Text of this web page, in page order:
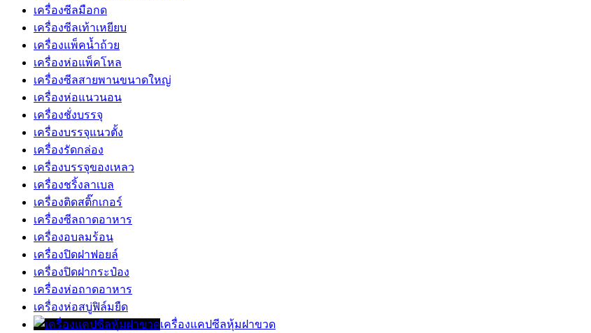
เครื่องซีลมือกด
เครื่องซีลเท้าเหยียบ
เครื่องแพ็คน้ำถ้วย
เครื่องห่อแพ็คโหล
เครื่องซีลสายพานขนาดใหญ่
เครื่องห่อแนวนอน
เครื่องชั่งบรรจุ
เครื่องบรรจุแนวตั้ง
เครื่องรัดกล่อง
เครื่องบรรจุของเหลว
เครื่องชริ้งลาเบล
เครื่องติดสติ๊กเกอร์
เครื่องซีลถาดอาหาร
เครื่องอบลมร้อน
เครื่องปิดฝาฟอยล์
เครื่องปิดฝากระป๋อง
เครื่องห่อถาดอาหาร
เครื่องห่อสบู่ฟิล์มยืด
เครื่องแคปซีลหุ้มฝาขวด